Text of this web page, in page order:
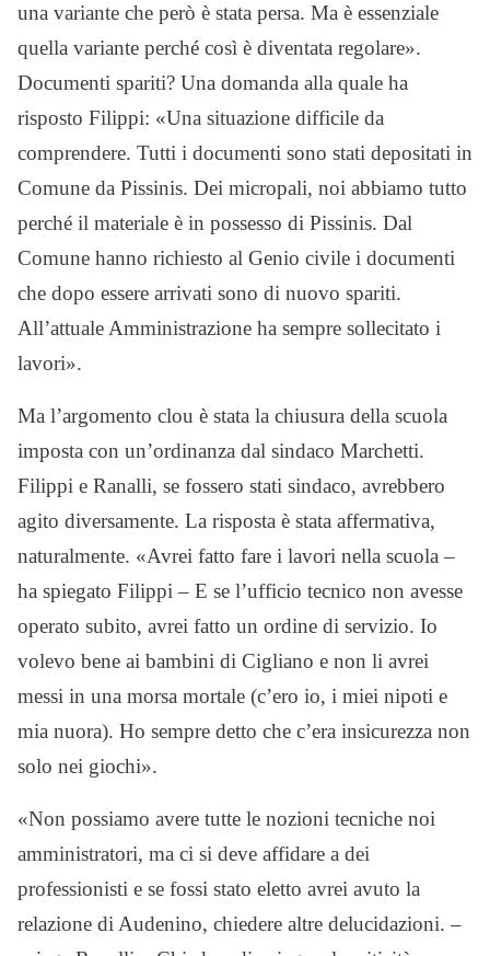
una variante che però è stata persa. Ma è essenziale
quella variante perché così è diventata regolare».
Documenti spariti? Una domanda alla quale ha
risposto Filippi: «Una situazione difficile da
comprendere. Tutti i documenti sono stati depositati in
Comune da Pissinis. Dei micropali, noi abbiamo tutto
perché il materiale è in possesso di Pissinis. Dal
Comune hanno richiesto al Genio civile i documenti
che dopo essere arrivati sono di nuovo spariti.
All’attuale Amministrazione ha sempre sollecitato i
lavori».
Ma l’argomento clou è stata la chiusura della scuola
imposta con un’ordinanza dal sindaco Marchetti.
Filippi e Ranalli, se fossero stati sindaco, avrebbero
agito diversamente. La risposta è stata affermativa,
naturalmente. «Avrei fatto fare i lavori nella scuola –
ha spiegato Filippi – E se l’ufficio tecnico non avesse
operato subito, avrei fatto un ordine di servizio. Io
volevo bene ai bambini di Cigliano e non li avrei
messi in una morsa mortale (c’ero io, i miei nipoti e
mia nuora). Ho sempre detto che c’era insicurezza non
solo nei giochi».
«Non possiamo avere tutte le nozioni tecniche noi
amministratori, ma ci si deve affidare a dei
professionisti e se fossi stato eletto avrei avuto la
relazione di Audenino, chiedere altre delucidazioni. –